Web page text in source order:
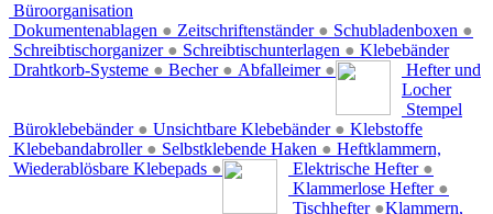
Büroorganisation
Dokumentenablagen ● Zeitschriftenständer ● Schubladenboxen ●
Schreibtischorganizer ● Schreibtischunterlagen ●
Drahtkorb-Systeme ● Becher ● Abfalleimer ●
Klebebänder
Büroklebebänder ● Unsichtbare Klebebänder ●
Klebebandabroller ● Selbstklebende Haken ●
Wiederablösbare Klebepads ●
Hefter und
Locher
Elektrische Hefter ●
Klammerlose Hefter ●
Tischhefter ●
Stempel
Klebstoffe
Heftklammern,
Klammern,